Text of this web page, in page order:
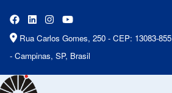
Rua Carlos Gomes, 250 - CEP: 13083-855
- Campinas, SP, Brasil